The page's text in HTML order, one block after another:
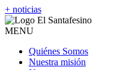
+ noticias
MENU
Quiénes Somos
Nuestra misión